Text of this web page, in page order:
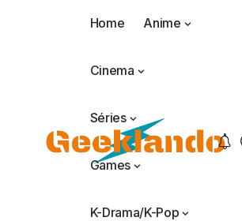
Home Anime
Cinema
Séries
Games
K-Drama/K-Pop